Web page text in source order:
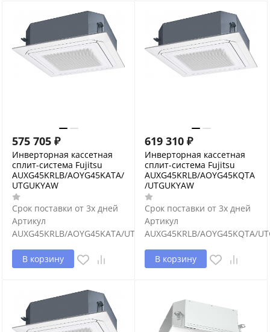
575 705 ₽
Инверторная кассетная
сплит-система Fujitsu
AUXG45KRLB/AOYG45KATA/
UTGUKYAW
Срок поставки от 3х дней
Артикул
AUXG45KRLB/AOYG45KATA/UTGUKYAW
В корзину
619 310 ₽
Инверторная кассетная
сплит-система Fujitsu
AUXG45KRLB/AOYG45KQTA
/UTGUKYAW
Срок поставки от 3х дней
Артикул
AUXG45KRLB/AOYG45KQTA/
В корзину